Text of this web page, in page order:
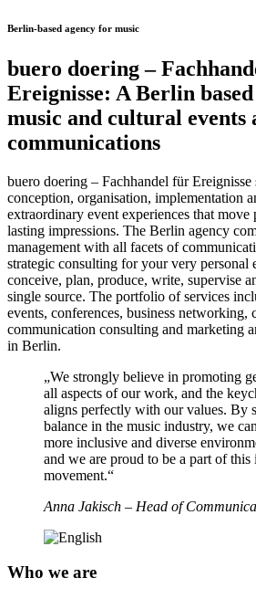
Berlin-based agency for music
buero doering –
Ereignisse: A Berlin
music and cultural events
communications
buero doering – Fachhandel für Ereignisse
conception, organisation, implementation
extraordinary event experiences that move
lasting impressions. The Berlin agency
management with all facets of
strategic consulting for your very personal
conceive, plan, produce, write, supervise
single source. The portfolio of services
events, conferences, business networking,
communication consulting and marketing
in Berlin.
„We strongly believe in promoting
all aspects of our work, and the
aligns perfectly with our values. By
balance in the music industry, we
more inclusive and diverse
and we are proud to be a part of this
movement.“
Anna Jakisch – Head of
Who we are